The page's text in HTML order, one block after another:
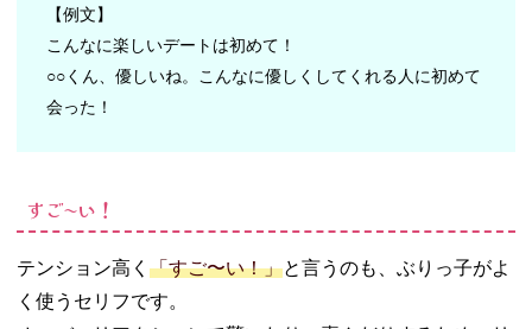
【例文】
こんなに楽しいデートは初めて！
○○くん、優しいね。こんなに優しくしてくれる人に初めて
会った！
すご〜い！
テンション高く 「すご〜い！」と言うのも、ぶりっ子がよ
く使うセリフです。